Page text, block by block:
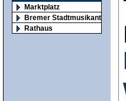
Marktplatz
Bremer Stadtmusikanten
Rathaus